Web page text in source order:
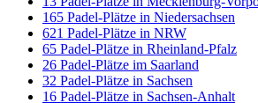
165 Padel-Plätze in Niedersachsen
621 Padel-Plätze in NRW
65 Padel-Plätze in Rheinland-Pfalz
26 Padel-Plätze im Saarland
32 Padel-Plätze in Sachsen
16 Padel-Plätze in Sachsen-Anhalt